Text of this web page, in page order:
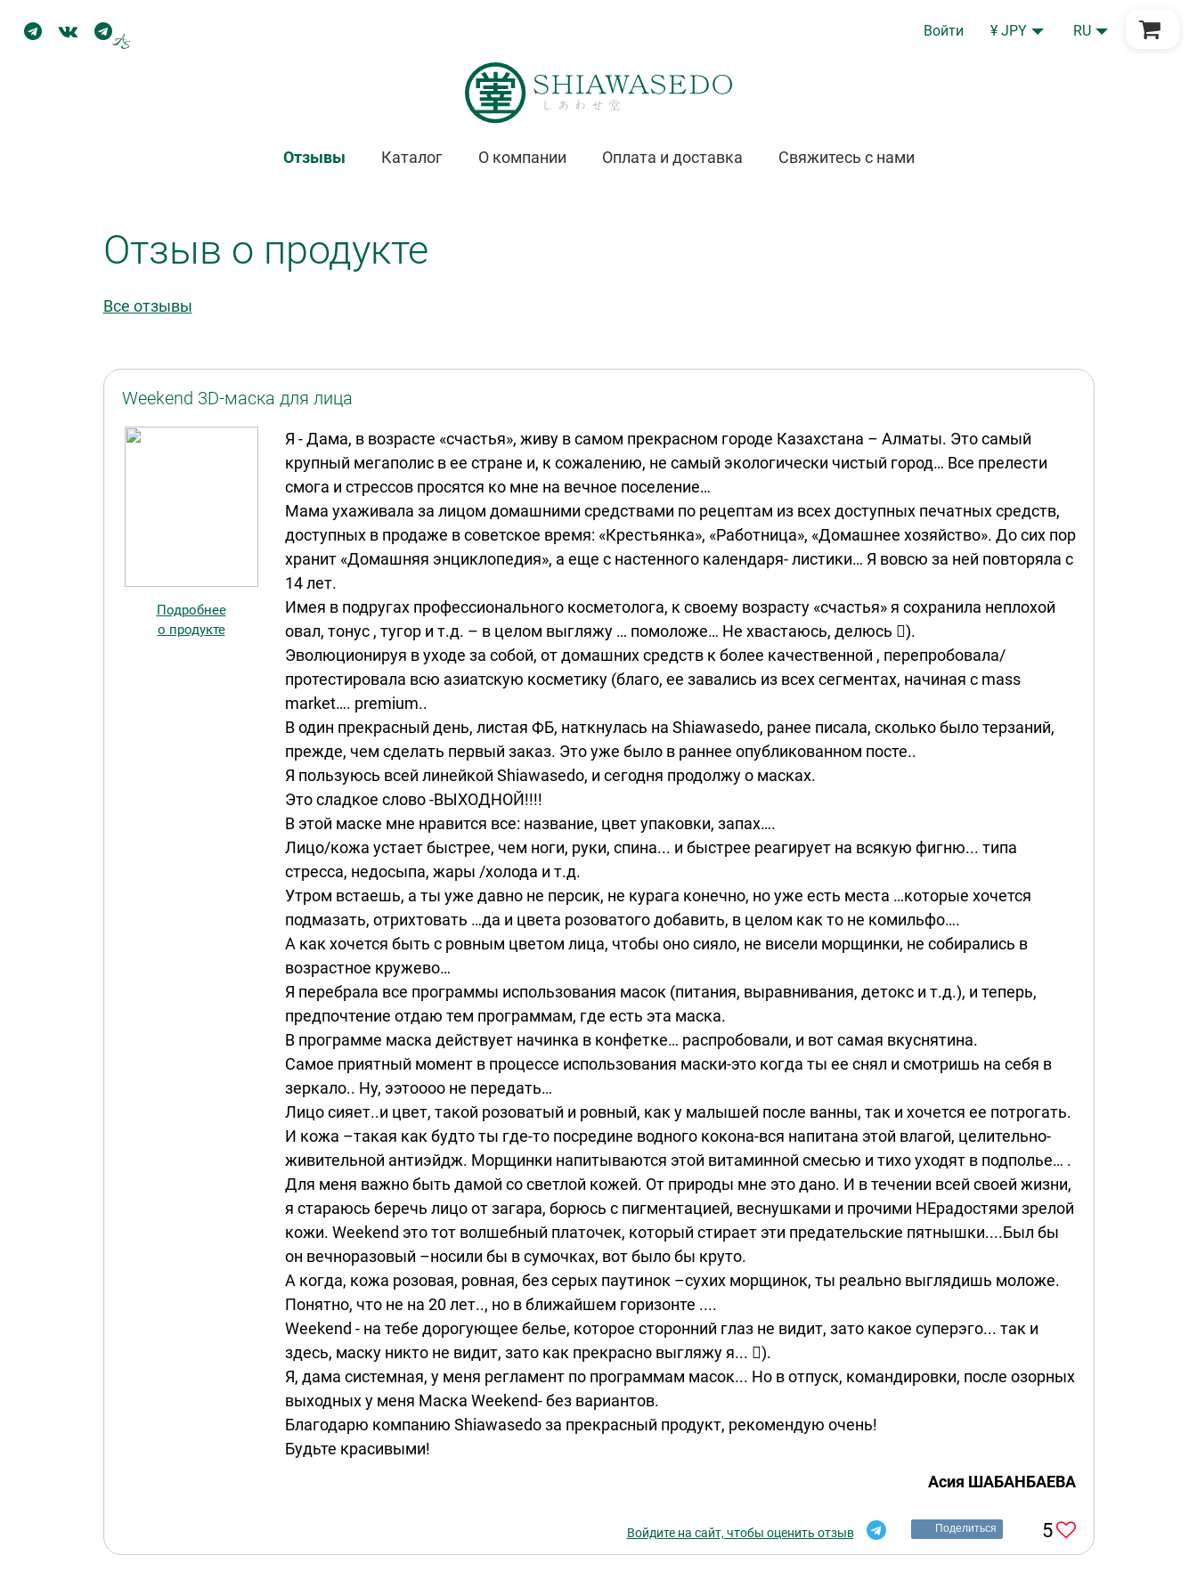
Войти ¥ JPY RU
Перейти в корзину
Отзывы Каталог О компании Оплата и доставка Свяжитесь с нами
Отзыв о продукте
Все отзывы
Weekend 3D-маска для лица
Подробнее
о продукте
Я - Дама, в возрасте «счастья», живу в самом прекрасном городе Казахстана – Алматы. Это самый
крупный мегаполис в ее стране и, к сожалению, не самый экологически чистый город… Все прелести
смога и стрессов просятся ко мне на вечное поселение…
Мама ухаживала за лицом домашними средствами по рецептам из всех доступных печатных средств,
доступных в продаже в советское время: «Крестьянка», «Работница», «Домашнее хозяйство». До сих пор
хранит «Домашняя энциклопедия», а еще с настенного календаря- листики… Я вовсю за ней повторяла с
14 лет.
Имея в подругах профессионального косметолога, к своему возрасту «счастья» я сохранила неплохой
овал, тонус , тугор и т.д. – в целом выгляжу … помоложе… Не хвастаюсь, делюсь ).
Эволюционируя в уходе за собой, от домашних средств к более качественной , перепробовала/
протестировала всю азиатскую косметику (благо, ее завались из всех сегментах, начиная с mass
market…. premium..
В один прекрасный день, листая ФБ, наткнулась на Shiawasedo, ранее писала, сколько было терзаний,
прежде, чем сделать первый заказ. Это уже было в раннее опубликованном посте..
Я пользуюсь всей линейкой Shiawasedo, и сегодня продолжу о масках.
Это сладкое слово -ВЫХОДНОЙ!!!!
В этой маске мне нравится все: название, цвет упаковки, запах….
Лицо/кожа устает быстрее, чем ноги, руки, спина... и быстрее реагирует на всякую фигню... типа
стресса, недосыпа, жары /холода и т.д.
Утром встаешь, а ты уже давно не персик, не курага конечно, но уже есть места …которые хочется
подмазать, отрихтовать …да и цвета розоватого добавить, в целом как то не комильфо….
А как хочется быть с ровным цветом лица, чтобы оно сияло, не висели морщинки, не собирались в
возрастное кружево…
Я перебрала все программы использования масок (питания, выравнивания, детокс и т.д.), и теперь,
предпочтение отдаю тем программам, где есть эта маска.
В программе маска действует начинка в конфетке… распробовали, и вот самая вкуснятина.
Самое приятный момент в процессе использования маски-это когда ты ее снял и смотришь на себя в
зеркало.. Ну, ээтоооо не передать…
Лицо сияет..и цвет, такой розоватый и ровный, как у малышей после ванны, так и хочется ее потрогать.
И кожа –такая как будто ты где-то посредине водного кокона-вся напитана этой влагой, целительно-
живительной антиэйдж. Морщинки напитываются этой витаминной смесью и тихо уходят в подполье… .
Для меня важно быть дамой со светлой кожей. От природы мне это дано. И в течении всей своей жизни,
я стараюсь беречь лицо от загара, борюсь с пигментацией, веснушками и прочими НЕрадостями зрелой
кожи. Weekend это тот волшебный платочек, который стирает эти предательские пятнышки....Был бы
он вечноразовый –носили бы в сумочках, вот было бы круто.
А когда, кожа розовая, ровная, без серых паутинок –сухих морщинок, ты реально выглядишь моложе.
Понятно, что не на 20 лет.., но в ближайшем горизонте ....
Weekend - на тебе дорогующее белье, которое сторонний глаз не видит, зато какое суперэго... так и
здесь, маску никто не видит, зато как прекрасно выгляжу я... ).
Я, дама системная, у меня регламент по программам масок... Но в отпуск, командировки, после озорных
выходных у меня Маска Weekend- без вариантов.
Благодарю компанию Shiawasedo за прекрасный продукт, рекомендую очень!
Будьте красивыми!
Асия ШАБАНБАЕВА
Войдите на сайт, чтобы оценить отзыв Поделиться 5